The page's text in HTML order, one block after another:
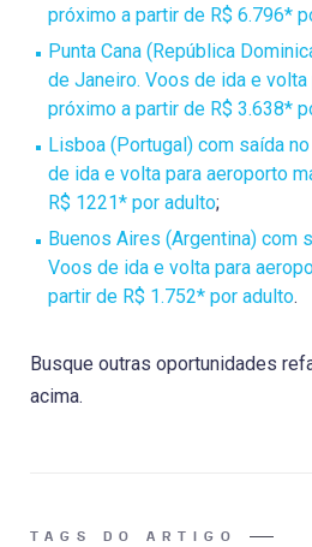
próximo a partir de R$ 6.796*
Punta Cana (República
de Janeiro. Voos de ida e
próximo a partir de R$ 3.638*
Lisboa (Portugal) com saída
de ida e volta para aeroporto
R$ 1221* por adulto;
Buenos Aires (Argentina) com
Voos de ida e volta para
partir de R$ 1.752* por adulto.
Busque outras oportunidades
acima.
TAGS DO ARTIGO